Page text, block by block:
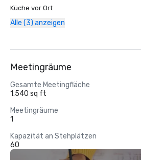
Küche vor Ort
Alle (3) anzeigen
Meetingräume
Gesamte Meetingfläche
1.540 sq ft
Meetingräume
1
Kapazität an Stehplätzen
60